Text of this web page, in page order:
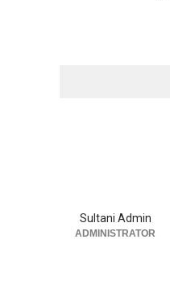
Sultani Admin
ADMINISTRATOR